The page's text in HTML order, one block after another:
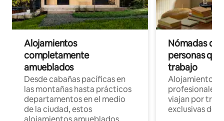
Alojamientos
completamente
amueblados
Desde cabañas pacíficas en
las montañas hasta prácticos
departamentos en el medio
de la ciudad, estos
Nómadas
personas
trabajo
Alojamientos
profesionales
viajan por
exclusivas de